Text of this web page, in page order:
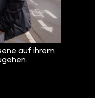
auf ihrem